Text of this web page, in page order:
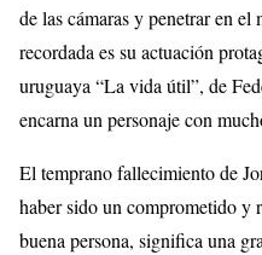
de las cámaras y penetrar en
recordada es su actuación
uruguaya “La vida útil”, de
encarna un personaje con
El temprano fallecimiento de
haber sido un comprometido y
buena persona, significa una